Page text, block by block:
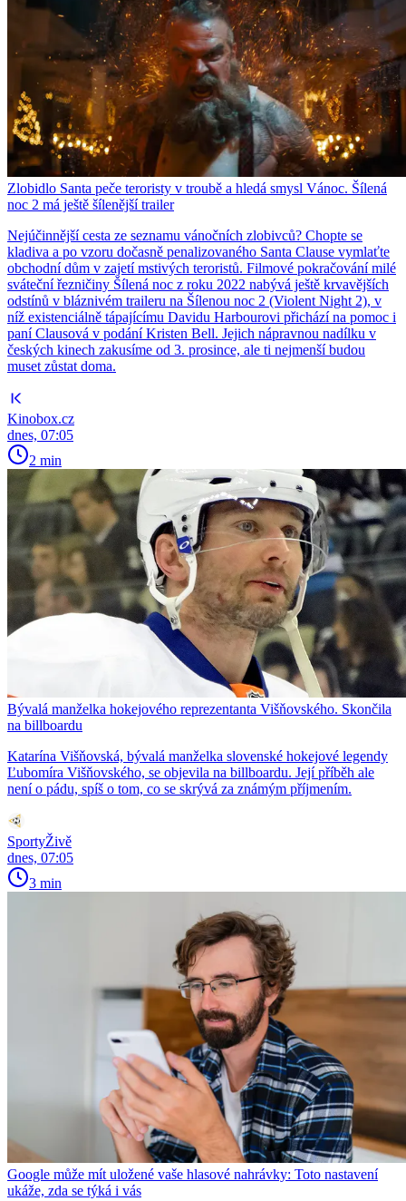
Zlobidlo Santa peče teroristy v troubě a hledá smysl Vánoc. Šílená
noc 2 má ještě šílenější trailer
Nejúčinnější cesta ze seznamu vánočních zlobivců? Chopte se
kladiva a po vzoru dočasně penalizovaného Santa Clause vymlaťte
obchodní dům v zajetí mstivých teroristů. Filmové pokračování milé
sváteční řezničiny Šílená noc z roku 2022 nabývá ještě krvavějších
odstínů v bláznivém traileru na Šílenou noc 2 (Violent Night 2), v
níž existenciálně tápajícímu Davidu Harbourovi přichází na pomoc i
paní Clausová v podání Kristen Bell. Jejich nápravnou nadílku v
českých kinech zakusíme od 3. prosince, ale ti nejmenší budou
muset zůstat doma.
Kinobox.cz
dnes, 07:05
2 min
Bývalá manželka hokejového reprezentanta Višňovského. Skončila
na billboardu
Katarína Višňovská, bývalá manželka slovenské hokejové legendy
Ľubomíra Višňovského, se objevila na billboardu. Její příběh ale
není o pádu, spíš o tom, co se skrývá za známým příjmením.
SportyŽivě
dnes, 07:05
3 min
Google může mít uložené vaše hlasové nahrávky: Toto nastavení
ukáže, zda se týká i vás